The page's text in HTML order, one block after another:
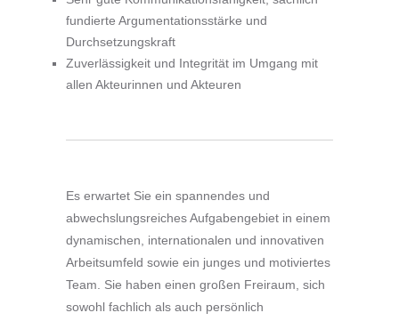
fundierte Argumentationsstärke und
Durchsetzungskraft
Zuverlässigkeit und Integrität im Umgang mit
allen Akteurinnen und Akteuren
Es erwartet Sie ein spannendes und
abwechslungsreiches Aufgabengebiet in einem
dynamischen, internationalen und innovativen
Arbeitsumfeld sowie ein junges und motiviertes
Team. Sie haben einen großen Freiraum, sich
sowohl fachlich als auch persönlich